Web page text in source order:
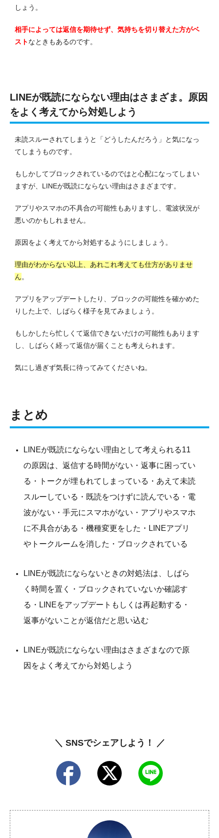
しょう。
相手によっては返信を期待せず、気持ちを切り替えた方がベ
ストなときもあるのです。
LINEが既読にならない理由はさまざま。原因
をよく考えてから対処しよう
未読スルーされてしまうと「どうしたんだろう」と気になっ
てしまうものです。
もしかしてブロックされているのではと心配になってしまい
ますが、LINEが既読にならない理由はさまざまです。
アプリやスマホの不具合の可能性もありますし、電波状況が
悪いのかもしれません。
原因をよく考えてから対処するようにしましょう。
理由がわからない以上、あれこれ考えても仕方がありませ
ん。
アプリをアップデートしたり、ブロックの可能性を確かめた
りした上で、しばらく様子を見てみましょう。
もしかしたら忙しくて返信できないだけの可能性もあります
し、しばらく経って返信が届くことも考えられます。
気にし過ぎず気長に待ってみてくださいね。
まとめ
LINEが既読にならない理由として考えられる11
の原因は、返信する時間がない・返事に困ってい
る・トークが埋もれてしまっている・あえて未読
スルーしている・既読をつけずに読んでいる・電
波がない・手元にスマホがない・アプリやスマホ
に不具合がある・機種変更をした・LINEアプリ
やトークルームを消した・ブロックされている
LINEが既読にならないときの対処法は、しばら
く時間を置く・ブロックされていないか確認す
る・LINEをアップデートもしくは再起動する・
返事がないことが返信だと思い込む
LINEが既読にならない理由はさまざまなので原
因をよく考えてから対処しよう
＼ SNSでシェアしよう！ ／